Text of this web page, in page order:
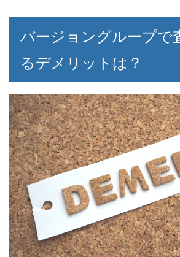
バージョングループで
るデメリットは？